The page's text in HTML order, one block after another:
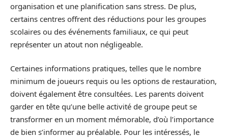
organisation et une planification sans stress. De plus,
certains centres offrent des réductions pour les groupes
scolaires ou des événements familiaux, ce qui peut
représenter un atout non négligeable.
Certaines informations pratiques, telles que le nombre
minimum de joueurs requis ou les options de restauration,
doivent également être consultées. Les parents doivent
garder en tête qu’une belle activité de groupe peut se
transformer en un moment mémorable, d’où l’importance
de bien s’informer au préalable. Pour les intéressés, le